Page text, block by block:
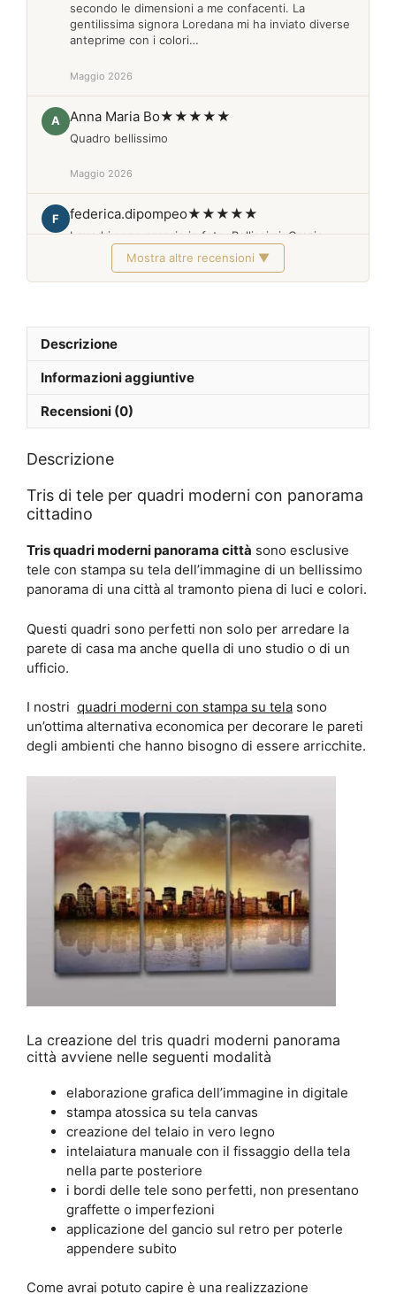
secondo le dimensioni a me confacenti. La
gentilissima signora Loredana mi ha inviato diverse
anteprime con i colori…
Maggio 2026
A Anna Maria Bo★★★★★
Quadro bellissimo
Maggio 2026
F federica.dipompeo★★★★★
I quadri sono proprio in foto. Bellissimi. Grazie
Febbraio 2026
Mostra altre recensioni ▼
Descrizione
Informazioni aggiuntive
Recensioni (0)
Descrizione
Tris di tele per quadri moderni con panorama
cittadino
Tris quadri moderni panorama città sono esclusive
tele con stampa su tela dell’immagine di un bellissimo
panorama di una città al tramonto piena di luci e colori.
Questi quadri sono perfetti non solo per arredare la
parete di casa ma anche quella di uno studio o di un
ufficio.
I nostri quadri moderni con stampa su tela sono
un’ottima alternativa economica per decorare le pareti
degli ambienti che hanno bisogno di essere arricchite.
La creazione del tris quadri moderni panorama
città avviene nelle seguenti modalità
elaborazione grafica dell’immagine in digitale
stampa atossica su tela canvas
creazione del telaio in vero legno
intelaiatura manuale con il fissaggio della tela
nella parte posteriore
i bordi delle tele sono perfetti, non presentano
graffette o imperfezioni
applicazione del gancio sul retro per poterle
appendere subito
Come avrai potuto capire è una realizzazione